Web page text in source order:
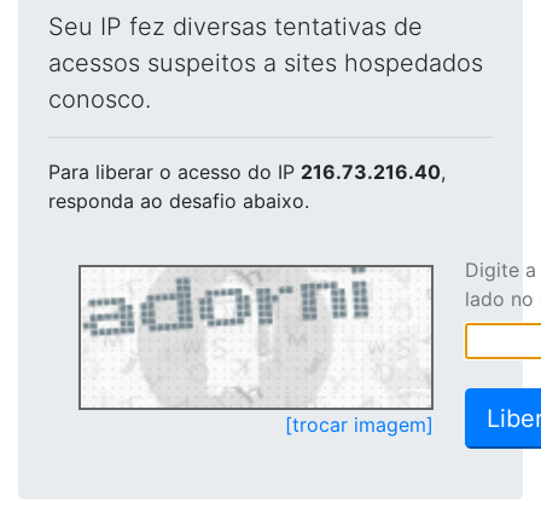
Seu IP fez diversas tentativas de
acessos suspeitos a sites hospedados
conosco.
Para liberar o acesso do IP 216.73.216.40,
responda ao desafio abaixo.
[trocar imagem]
Digite
lado no